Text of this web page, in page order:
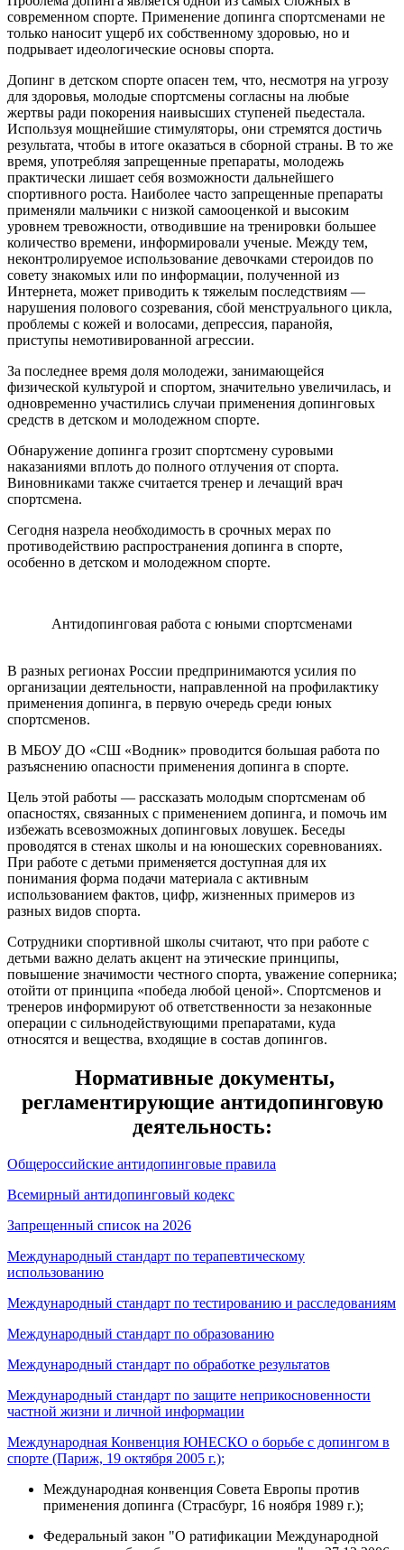
современном спорте. Применение допинга спортсменами не
только наносит ущерб их собственному здоровью, но и
подрывает идеологические основы спорта.
Допинг в детском спорте опасен тем, что, несмотря на угрозу
для здоровья, молодые спортсмены согласны на любые
жертвы ради покорения наивысших ступеней пьедестала.
Используя мощнейшие стимуляторы, они стремятся достичь
результата, чтобы в итоге оказаться в сборной страны. В то же
время, употребляя запрещенные препараты, молодежь
практически лишает себя возможности дальнейшего
спортивного роста. Наиболее часто запрещенные препараты
применяли мальчики с низкой самооценкой и высоким
уровнем тревожности, отводившие на тренировки большее
количество времени, информировали ученые. Между тем,
неконтролируемое использование девочками стероидов по
совету знакомых или по информации, полученной из
Интернета, может приводить к тяжелым последствиям —
нарушения полового созревания, сбой менструального цикла,
проблемы с кожей и волосами, депрессия, паранойя,
приступы немотивированной агрессии.
За последнее время доля молодежи, занимающейся
физической культурой и спортом, значительно увеличилась, и
одновременно участились случаи применения допинговых
средств в детском и молодежном спорте.
Обнаружение допинга грозит спортсмену суровыми
наказаниями вплоть до полного отлучения от спорта.
Виновниками также считается тренер и лечащий врач
спортсмена.
Сегодня назрела необходимость в срочных мерах по
противодействию распространения допинга в спорте,
особенно в детском и молодежном спорте.
Антидопинговая работа с юными спортсменами
В разных регионах России предпринимаются усилия по
организации деятельности, направленной на профилактику
применения допинга, в первую очередь среди юных
спортсменов.
В МБОУ ДО «СШ «Водник» проводится большая работа по
разъяснению опасности применения допинга в спорте.
Цель этой работы — рассказать молодым спортсменам об
опасностях, связанных с применением допинга, и помочь им
избежать всевозможных допинговых ловушек. Беседы
проводятся в стенах школы и на юношеских соревнованиях.
При работе с детьми применяется доступная для их
понимания форма подачи материала с активным
использованием фактов, цифр, жизненных примеров из
разных видов спорта.
Сотрудники спортивной школы считают, что при работе с
детьми важно делать акцент на этические принципы,
повышение значимости честного спорта, уважение соперника;
отойти от принципа «победа любой ценой». Спортсменов и
тренеров информируют об ответственности за незаконные
операции с сильнодействующими препаратами, куда
относятся и вещества, входящие в состав допингов.
Нормативные документы,
регламентирующие антидопинговую
деятельность:
Общероссийские антидопинговые правила
Всемирный антидопинговый кодекс
Запрещенный список на 2026
Международный стандарт по терапевтическому
использованию
Международный стандарт по тестированию и расследованиям
Международный стандарт по образованию
Международный стандарт по обработке результатов
Международный стандарт по защите неприкосновенности
частной жизни и личной информации
Международная Конвенция ЮНЕСКО о борьбе с допингом в
спорте (Париж, 19 октября 2005 г.);
Международная конвенция Совета Европы против
применения допинга (Страсбург, 16 ноября 1989 г.);
Федеральный закон "О ратификации Международной